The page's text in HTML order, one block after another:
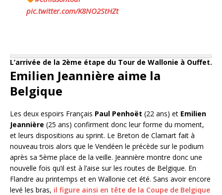
pic.twitter.com/K8NO2StHZt
L’arrivée de la 2ème étape du Tour de Wallonie à Ouffet.
Emilien Jeannière aime la
Belgique
Les deux espoirs Français Paul Penhoët (22 ans) et Emilien
Jeannière (25 ans) confirment donc leur forme du moment,
et leurs dispositions au sprint. Le Breton de Clamart fait à
nouveau trois alors que le Vendéen le précède sur le podium
après sa 5ème place de la veille. Jeannière montre donc une
nouvelle fois qu’il est à l’aise sur les routes de Belgique. En
Flandre au printemps et en Wallonie cet été. Sans avoir encore
levé les bras, il figure ainsi en tête de la Coupe de Belgique